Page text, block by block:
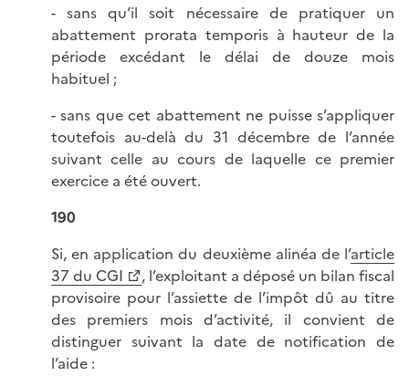
- sans qu’il soit nécessaire de pratiquer un
abattement prorata temporis à hauteur de la
période excédant le délai de douze mois
habituel ;
- sans que cet abattement ne puisse s’appliquer
toutefois au-delà du 31 décembre de l’année
suivant celle au cours de laquelle ce premier
exercice a été ouvert.
190
Si, en application du deuxième alinéa de l’article
37 du CGI
, l’exploitant a déposé un bilan fiscal
provisoire pour l’assiette de l’impôt dû au titre
des premiers mois d’activité, il convient de
distinguer suivant la date de notification de
l’aide :